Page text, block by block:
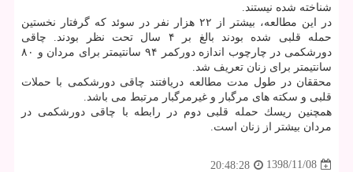
شناخته شده نیستند.
در این مطالعه، بیشتر از ۲۲ هزار نفر در سوئد كه گرفتار نخستین
حمله قلبی شده بودند بالغ بر ۴ سال تحت نظر بودند. چاقی
دورشكمی در چارچوب اندازه دوركمر ۹۴ سانتیمتر برای مردان و ۸۰
سانتیمتر برای زنان تعریف شد.
محققان در طول مدت مطالعه دریافتند چاقی دورشكمی با حملات
قلبی و سكته های مرگبار و غیرمرگبار مرتبط می باشد.
همچنین ریسك حمله قلبی دوم در رابطه با چاقی دورشكمی در
مردان بیشتر از زنان است.
1398/11/08
20:48:28